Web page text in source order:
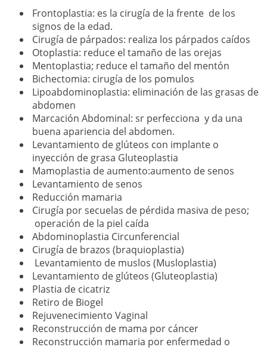
Frontoplastia: es la cirugía de la frente de los
signos de la edad.
Cirugía de párpados: realiza los párpados caídos
Otoplastia: reduce el tamaño de las orejas
Mentoplastia; reduce el tamaño del mentón
Bichectomia: cirugía de los pomulos
Lipoabdominoplastia: eliminación de las grasas de
abdomen
Marcación Abdominal: sr perfecciona y da una
buena apariencia del abdomen.
Levantamiento de glúteos con implante o
inyección de grasa Gluteoplastia
Mamoplastia de aumento:aumento de senos
Levantamiento de senos
Reducción mamaria
Cirugía por secuelas de pérdida masiva de peso;
operación de la piel caída
Abdominoplastia Circunferencial
Cirugía de brazos (braquioplastia)
Levantamiento de muslos (Musloplastia)
Levantamiento de glúteos (Gluteoplastia)
Plastia de cicatriz
Retiro de Biogel
Rejuvenecimiento Vaginal
Reconstrucción de mama por cáncer
Reconstrucción mamaria por enfermedad o